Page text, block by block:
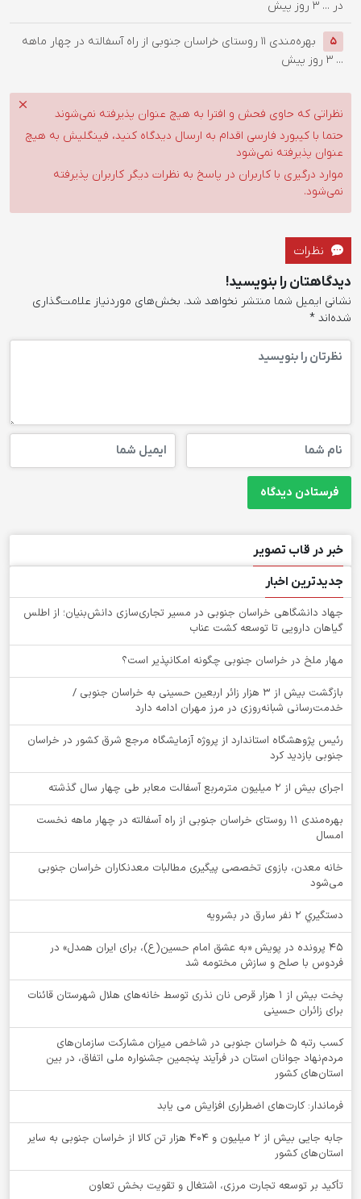
در ... 3 روز پیش
5
بهره‌مندی ۱۱ روستای خراسان جنوبی از راه آسفالته در چهار ماهه
... 3 روز پیش
نظراتی که حاوی فحش و افترا به هیچ عنوان پذیرفته نمی‌شوند
حتما با کیبورد فارسی اقدام به ارسال دیدگاه کنید، فینگلیش به هیچ
عنوان پذیرفته نمی‌شود
موارد درگیری با کاربران در پاسخ به نظرات دیگر کاربران پذیرفته
نمی‌شود.
نظرات
دیدگاهتان را بنویسید!
نشانی ایمیل شما منتشر نخواهد شد. بخش‌های موردنیاز علامت‌گذاری
شده‌اند *
خبر در قاب تصویر
جدیدترین اخبار
جهاد دانشگاهی خراسان جنوبی در مسیر تجاری‌سازی دانش‌بنیان؛ از اطلس
گیاهان دارویی تا توسعه کشت عناب
‌مهار ملخ در خراسان جنوبی چگونه امکانپذیر است؟
بازگشت بیش از ۳ هزار زائر اربعین حسینی به خراسان جنوبی /
خدمت‌رسانی شبانه‌روزی در مرز مهران ادامه دارد
رئیس پژوهشگاه استاندارد از پروژه آزمایشگاه مرجع شرق کشور در خراسان
جنوبی بازدید کرد
اجرای بیش از ۲ میلیون مترمربع آسفالت معابر طی چهار سال گذشته
بهره‌مندی ۱۱ روستای خراسان جنوبی از راه آسفالته در چهار ماهه نخست
امسال
خانه معدن، بازوی تخصصی پیگیری مطالبات معدنکاران خراسان جنوبی
می‌شود
دستگيري 2 نفر سارق در بشرويه
۴۵ پرونده در پویش «به عشق امام حسین(ع)، برای ایران همدل» در
فردوس با صلح و سازش مختومه شد
پخت بیش از 1 هزار قرص نان نذری توسط خانه‌های هلال شهرستان قائنات
برای زائران حسینی
کسب رتبه ۵ خراسان جنوبی در شاخص میزان مشارکت سازمان‌های
مردم‌نهاد جوانان استان در فرآیند پنجمین جشنواره ملی اتفاق، در بین
استان‌های کشور
فرماندار: کارت‌های اضطراری افزایش می یابد
جابه جایی بیش از 2 میلیون و 404 هزار تن کالا از خراسان جنوبی به سایر
استان‌های کشور
تأکید بر توسعه تجارت مرزی، اشتغال و تقویت بخش تعاون